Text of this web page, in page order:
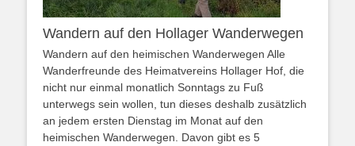
Wandern auf den Hollager Wanderwegen
Wandern auf den heimischen Wanderwegen Alle
Wanderfreunde des Heimatvereins Hollager Hof, die
nicht nur einmal monatlich Sonntags zu Fuß
unterwegs sein wollen, tun dieses deshalb zusätzlich
an jedem ersten Dienstag im Monat auf den
heimischen Wanderwegen. Davon gibt es 5